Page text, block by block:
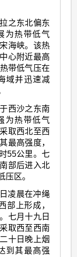
之东北偏东
为热带低气
海峡。该热
心附近最高
带低气压在
域并迅速减
西沙之东南
为热带低气
取西北至西
最高强度，
55公里。七
部后进入北
压区。
凌晨在冲绳
部上形成，
七月十九日
取西至西南
十日晚上烟
到其最高强